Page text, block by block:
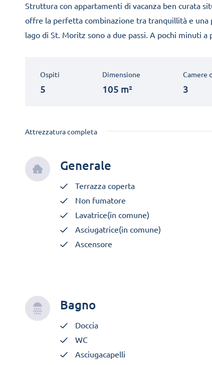
Struttura con appartamenti di vacanza ben curata
offre la perfetta combinazione tra tranquillità e
lago di St. Moritz sono a due passi. A pochi minuti
Ospiti
5
Dimensione
105 m²
Camere
3
Attrezzatura completa
Generale
Terrazza coperta
Non fumatore
Lavatrice(in comune)
Asciugatrice(in comune)
Ascensore
Bagno
Doccia
WC
Asciugacapelli